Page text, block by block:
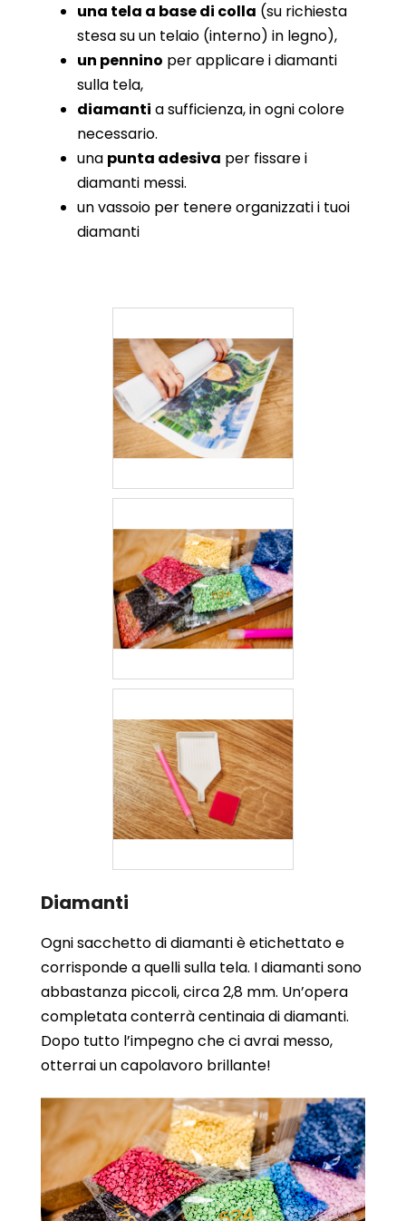
una tela a base di colla (su richiesta
stesa su un telaio (interno) in legno),
un pennino per applicare i diamanti
sulla tela,
diamanti a sufficienza, in ogni colore
necessario.
una punta adesiva per fissare i
diamanti messi.
un vassoio per tenere organizzati i tuoi
diamanti
Diamanti
Ogni sacchetto di diamanti è etichettato e
corrisponde a quelli sulla tela. I diamanti sono
abbastanza piccoli, circa 2,8 mm. Un’opera
completata conterrà centinaia di diamanti.
Dopo tutto l’impegno che ci avrai messo,
otterrai un capolavoro brillante!